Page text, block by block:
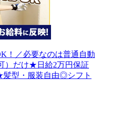
！／必要なのは普通自動
）だけ★日給2万円保証
型・服装自由◎シフト